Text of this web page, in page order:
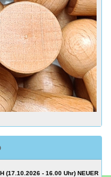
(17.10.2026 - 16.00 Uhr) NEUER